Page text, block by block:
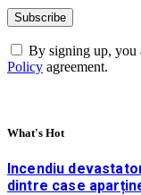
By signing up, you
Policy agreement.
What's Hot
Incendiu
dintre case